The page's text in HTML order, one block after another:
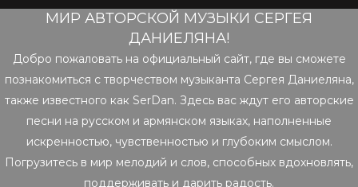
МИР АВТОРСКОЙ МУЗЫКИ СЕРГЕЯ
ДАНИЕЛЯНА!
Добро пожаловать на официальный сайт, где вы сможете
познакомиться с творчеством музыканта Сергея Даниеляна,
также известного как SerDan. Здесь вас ждут его авторские
песни на русском и армянском языках, наполненные
искренностью, чувственностью и глубоким смыслом.
Погрузитесь в мир мелодий и слов, способных вдохновлять,
поддерживать и дарить радость.